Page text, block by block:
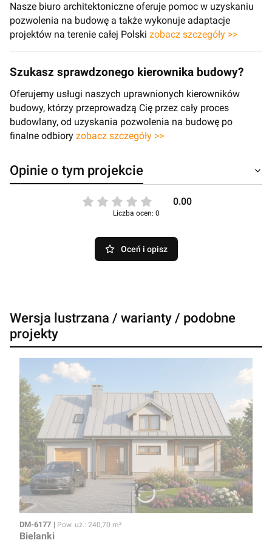
Nasze biuro architektoniczne oferuje pomoc w uzyskaniu
pozwolenia na budowę a także wykonuje adaptacje
projektów na terenie całej Polski zobacz szczegóły >>
Szukasz sprawdzonego kierownika budowy?
Oferujemy usługi naszych uprawnionych kierowników
budowy, którzy przeprowadzą Cię przez cały proces
budowlany, od uzyskania pozwolenia na budowę po
finalne odbiory zobacz szczegóły >>
Opinie o tym projekcie
0.00
Liczba ocen: 0
Oceń i opisz
Wersja lustrzana / warianty / podobne
projekty
Kod
DM-6177 Powierzchnia użytkowa
Pow. uż.: 240,70 m²
Bielanki